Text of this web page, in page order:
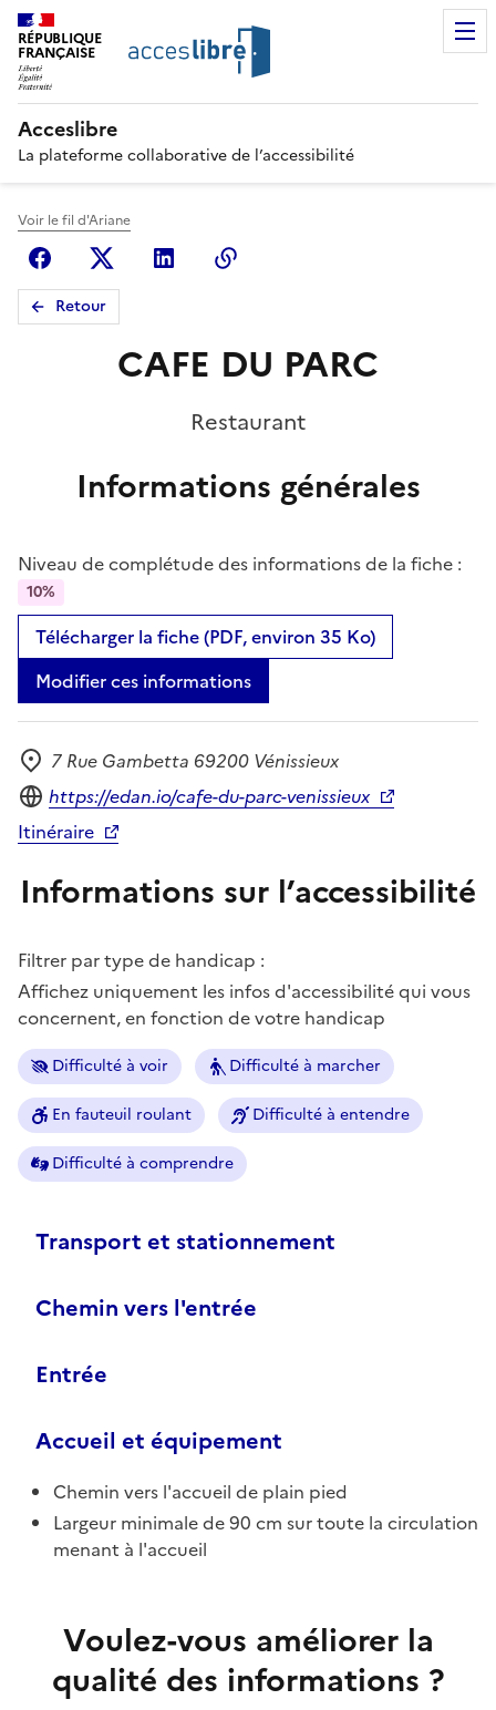
RÉPUBLIQUE
FRANÇAISE
Acceslibre
La plateforme collaborative de l’accessibilité
Voir le fil d'Ariane
FacebookX (anciennement Twitter)
Linkedin
Retour
CAFE DU PARC
Restaurant
Informations générales
Niveau de complétude des informations de la fiche :
10%
Télécharger la fiche (PDF, environ 35 Ko)
Modifier ces informations
Adresse
7 Rue Gambetta 69200 Vénissieux
Site internet
https://edan.io/cafe-du-parc-venissieux
Itinéraire
Informations sur l’accessibilité
Filtrer par type de handicap :
Affichez uniquement les infos d'accessibilité qui vous
concernent, en fonction de votre handicap
Difficulté à voir Difficulté à marcher
En fauteuil roulant Difficulté à entendre
Difficulté à comprendre
Transport et stationnement
Chemin vers l'entrée
Entrée
Accueil et équipement
Chemin vers l'accueil de plain pied
Largeur minimale de 90 cm sur toute la circulation
menant à l'accueil
Voulez-vous améliorer la
qualité des informations ?